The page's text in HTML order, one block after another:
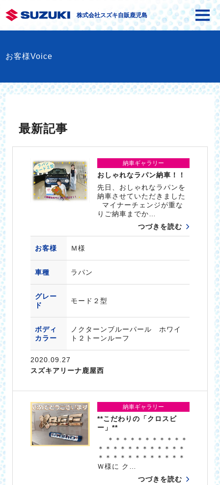
株式会社スズキ自販鹿児島
お客様Voice
最新記事
納車ギャラリー
おしゃれなラパン納車！！
先日、おしゃれなラパンを
納車させていただきました
マイナーチェンジが重な
りご納車までか…
つづきを読む
お客様 Ｍ様
車種 ラパン
グレー
ド
モード２型
ボディ
カラー
ノクターンブルーパール ホワイ
ト２トーンルーフ
2020.09.27
スズキアリーナ鹿屋西
納車ギャラリー
**こだわりの「クロスビ
ー」**
＊＊＊＊＊＊＊＊＊＊＊
＊＊＊＊＊＊＊＊＊＊＊＊
＊＊＊＊＊＊＊＊＊＊＊＊
Ｗ様に ク…
つづきを読む